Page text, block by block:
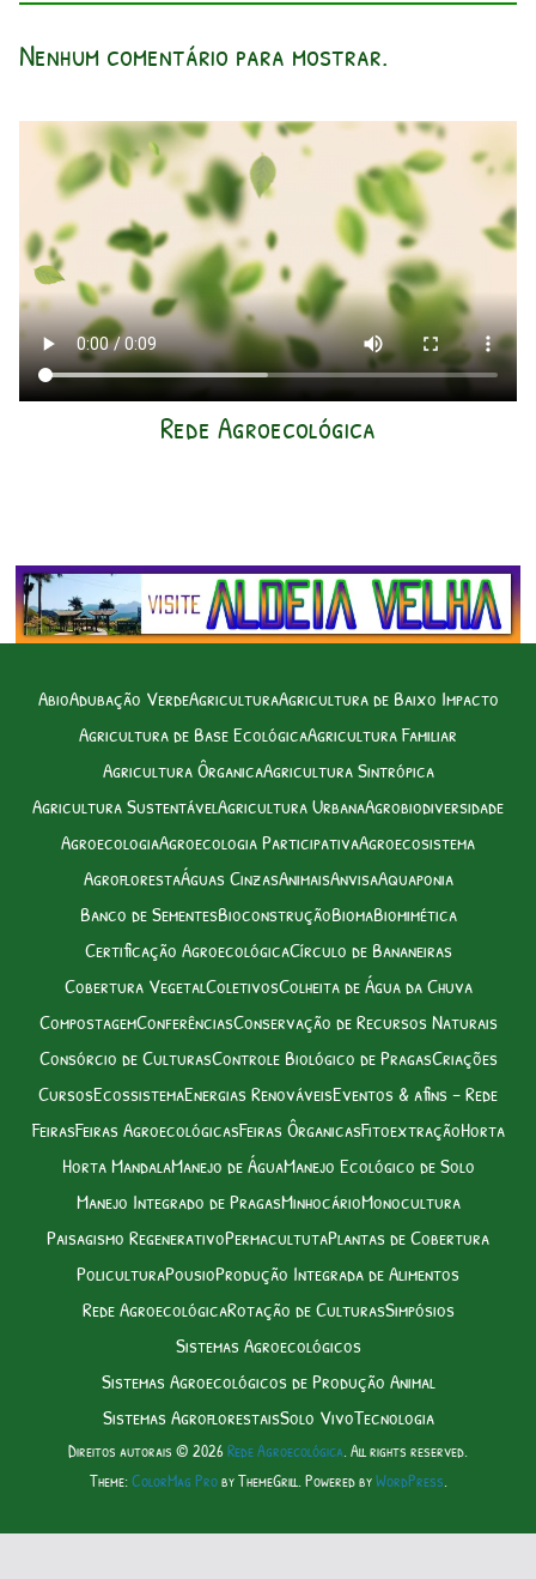
Nenhum comentário para mostrar.
Rede Agroecológica
AbioAdubação VerdeAgriculturaAgricultura de Baixo Impacto
Agricultura de Base EcológicaAgricultura Familiar
Agricultura ÔrganicaAgricultura Sintrópica
Agricultura SustentávelAgricultura UrbanaAgrobiodiversidade
AgroecologiaAgroecologia ParticipativaAgroecosistema
AgroflorestaÁguas CinzasAnimaisAnvisaAquaponia
Banco de SementesBioconstruçãoBiomaBiomimética
Certificação AgroecológicaCírculo de Bananeiras
Cobertura VegetalColetivosColheita de Água da Chuva
CompostagemConferênciasConservação de Recursos Naturais
Consórcio de CulturasControle Biológico de PragasCriações
CursosEcossistemaEnergias RenováveisEventos & afins – Rede
FeirasFeiras AgroecológicasFeiras ÔrganicasFitoextraçãoHorta
Horta MandalaManejo de ÁguaManejo Ecológico de Solo
Manejo Integrado de PragasMinhocárioMonocultura
Paisagismo RegenerativoPermacultutaPlantas de Cobertura
PoliculturaPousioProdução Integrada de Alimentos
Rede AgroecológicaRotação de CulturasSimpósios
Sistemas Agroecológicos
Sistemas Agroecológicos de Produção Animal
Sistemas AgroflorestaisSolo VivoTecnologia
Direitos autorais © 2026 Rede Agroecológica. All rights reserved.
Theme:ColorMag Proby ThemeGrill. Powered byWordPress.